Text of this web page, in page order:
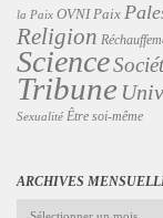
la Paix OVNI Paix
Religion
Science
Tribune
Sexualité Être soi-même
ARCHIVES
Archives